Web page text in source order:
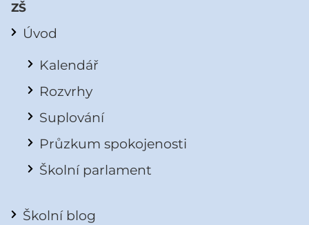
ZŠ
Úvod
Kalendář
Rozvrhy
Suplování
Průzkum spokojenosti
Školní parlament
Školní blog